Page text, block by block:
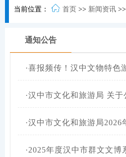
当前位置： 首页 >> 新闻资讯 >>
通知公告
·喜报频传！汉中文物特色游径与基层 最美文
·汉中市文化和旅游局 关于公开征集《汉中藤编保护发展条例实
·汉中市文化和旅游局2026年事业单位公开招聘高层
·2025年度汉中市群文文博系列中级职